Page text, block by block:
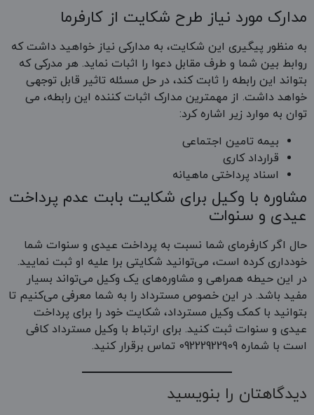
مدارک مورد نیاز طرح شکایت از کارفرما
به منظور پیگیری این شکایت، به مدارکی نیاز خواهید داشت که
روابط بین شما و طرف مقابل دعوا را اثبات نماید. هر مدرکی که
بتواند این رابطه را ثابت کند، در حل مسئله تاثیر قابل توجهی
خواهد داشت. از مهمترین مدارک اثبات کننده این رابطه، می
توان به موارد زیر اشاره کرد:
بیمه تامین اجتماعی
قرارداد کاری
اسناد پرداختی ماهیانه
مشاوره با وکیل برای شکایت بابت عدم پرداخت
عیدی و سنوات
حال اگر کارفرمای شما نسبت به پرداخت عیدی و سنوات شما
خودداری کرده است، می‌توانید شکایتی برا علیه او ثبت نمایید.
در این حیطه همراهی و مشاوره‌های یک وکیل می‌تواند بسیار
مفید باشد. در این خصوص مسترداد را به شما معرفی می‌کنیم تا
بتوانید با کمک وکیل مسترداد، شکایت خود را برای پرداخت
عیدی و سنوات ثبت کنید. برای ارتباط با وکیل مسترداد کافی
است با شماره 09222922909 تماس برقرار کنید.
دیدگاهتان را بنویسید